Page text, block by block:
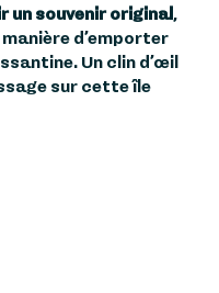
un souvenir original ,
d’emporter
Un clin d’œil
sur cette île